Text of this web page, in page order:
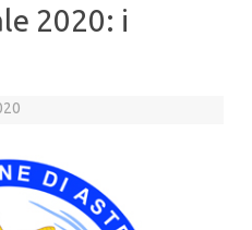
2020: i